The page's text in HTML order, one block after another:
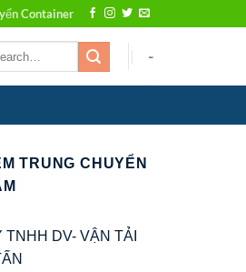
Container
-
TRUNG CHUYỂN
TNHH DV- VẬN TẢI